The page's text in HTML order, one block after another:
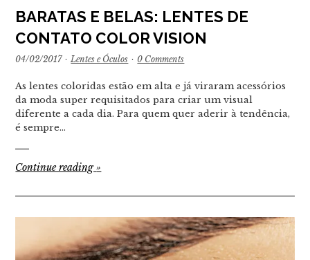
BARATAS E BELAS: LENTES DE
CONTATO COLOR VISION
04/02/2017 · Lentes e Óculos · 0 Comments
As lentes coloridas estão em alta e já viraram acessórios
da moda super requisitados para criar um visual
diferente a cada dia. Para quem quer aderir à tendência,
é sempre…
Continue reading»